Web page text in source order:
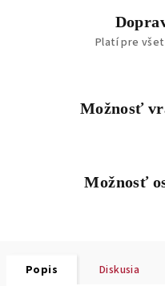
Platí pre
Možnosť
Možnosť
Popis Diskusia